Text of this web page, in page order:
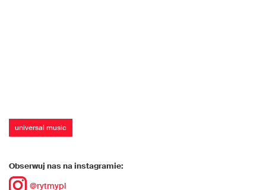
universal music
Obserwuj nas na instagramie:
@rytmypl